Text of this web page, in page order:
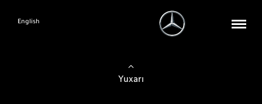
English
Yuxarı